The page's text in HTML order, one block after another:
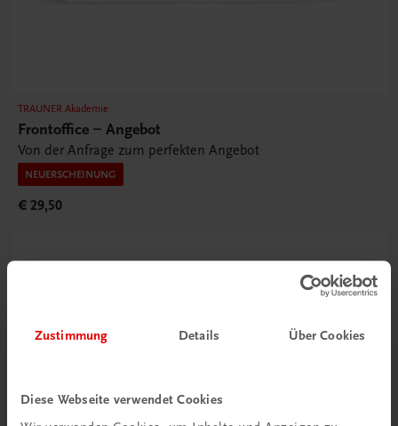
Zustimmung Details Über Cookies
Diese Webseite verwendet Cookies
TRAUNER Akademie
Frontoffice – Angebot
Von der Anfrage zum perfekten Angebot
NEUERSCHEINUNG
€ 29,50